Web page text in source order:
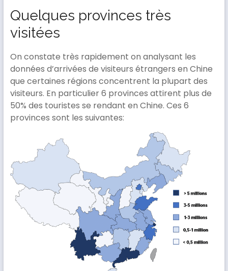
Quelques provinces très
visitées
On constate très rapidement on analysant les
données d’arrivées de visiteurs étrangers en Chine
que certaines régions concentrent la plupart des
visiteurs. En particulier 6 provinces attirent plus de
50% des touristes se rendant en Chine. Ces 6
provinces sont les suivantes: